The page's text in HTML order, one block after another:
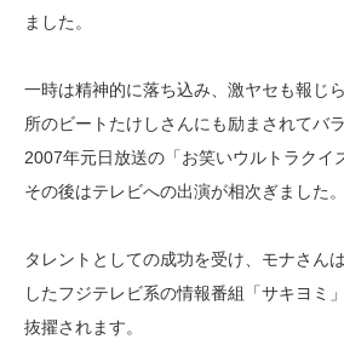
ました。
一時は精神的に落ち込み、激ヤセも報じ
所のビートたけしさんにも励まされてバ
2007年元日放送の「お笑いウルトラクイ
その後はテレビへの出演が相次ぎました。
タレントとしての成功を受け、モナさん
したフジテレビ系の情報番組「サキヨミ
抜擢されます。